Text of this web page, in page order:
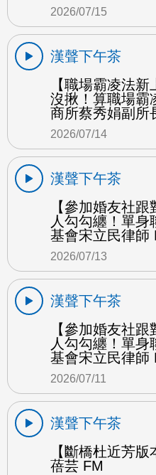
2026/07/15
漢聲下午茶
【職場霸凌法
沒揪！算職場霸
商所蔡秀娟副所
2026/07/14
漢聲下午茶
【參加婚友社
人勾勾纏！單身
基會宋立民律師
2026/07/13
漢聲下午茶
【參加婚友社
人勾勾纏！單身
基會宋立民律師
2026/07/11
漢聲下午茶
【斷橋杜近芳
蓓芸 FM